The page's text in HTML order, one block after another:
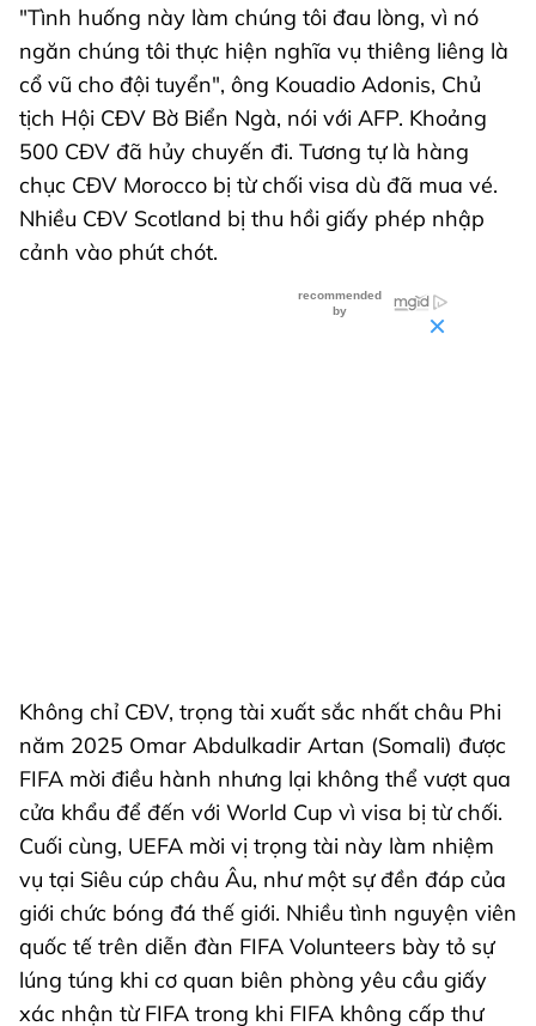
"Tình huống này làm chúng tôi đau lòng, vì nó
ngăn chúng tôi thực hiện nghĩa vụ thiêng liêng là
cổ vũ cho đội tuyển", ông Kouadio Adonis, Chủ
tịch Hội CĐV Bờ Biển Ngà, nói với AFP. Khoảng
500 CĐV đã hủy chuyến đi. Tương tự là hàng
chục CĐV Morocco bị từ chối visa dù đã mua vé.
Nhiều CĐV Scotland bị thu hồi giấy phép nhập
cảnh vào phút chót.
Không chỉ CĐV, trọng tài xuất sắc nhất châu Phi
năm 2025 Omar Abdulkadir Artan (Somali) được
FIFA mời điều hành nhưng lại không thể vượt qua
cửa khẩu để đến với World Cup vì visa bị từ chối.
Cuối cùng, UEFA mời vị trọng tài này làm nhiệm
vụ tại Siêu cúp châu Âu, như một sự đền đáp của
giới chức bóng đá thế giới. Nhiều tình nguyện viên
quốc tế trên diễn đàn FIFA Volunteers bày tỏ sự
lúng túng khi cơ quan biên phòng yêu cầu giấy
xác nhận từ FIFA trong khi FIFA không cấp thư